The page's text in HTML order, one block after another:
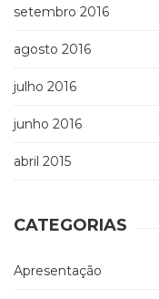
setembro 2016
agosto 2016
julho 2016
junho 2016
abril 2015
CATEGORIAS
Apresentação